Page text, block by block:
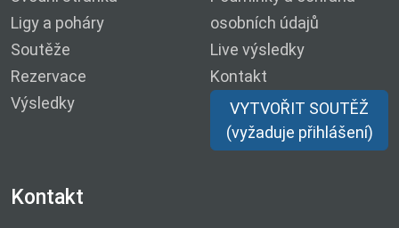
Ligy a poháry
Soutěže
Rezervace
Výsledky
osobních údajů
Live výsledky
Kontakt
VYTVOŘIT SOUTĚŽ
(vyžaduje přihlášení)
Kontakt